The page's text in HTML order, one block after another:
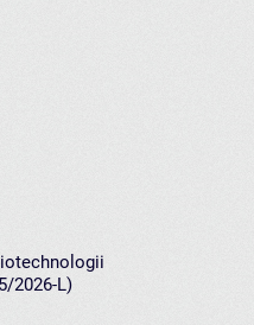
2026-L)